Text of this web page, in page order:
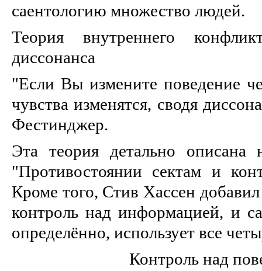
саентологию множество людей.
Теория внутреннего
диссонанса
"Если Вы измените поведение
чувства изменятся, сводя
Фестинджер.
Эта теория детально
"Противостоянии сектам и
Кроме того, Стив Хассен
контроль над информацией, и
определённо, использует все
Контроль над